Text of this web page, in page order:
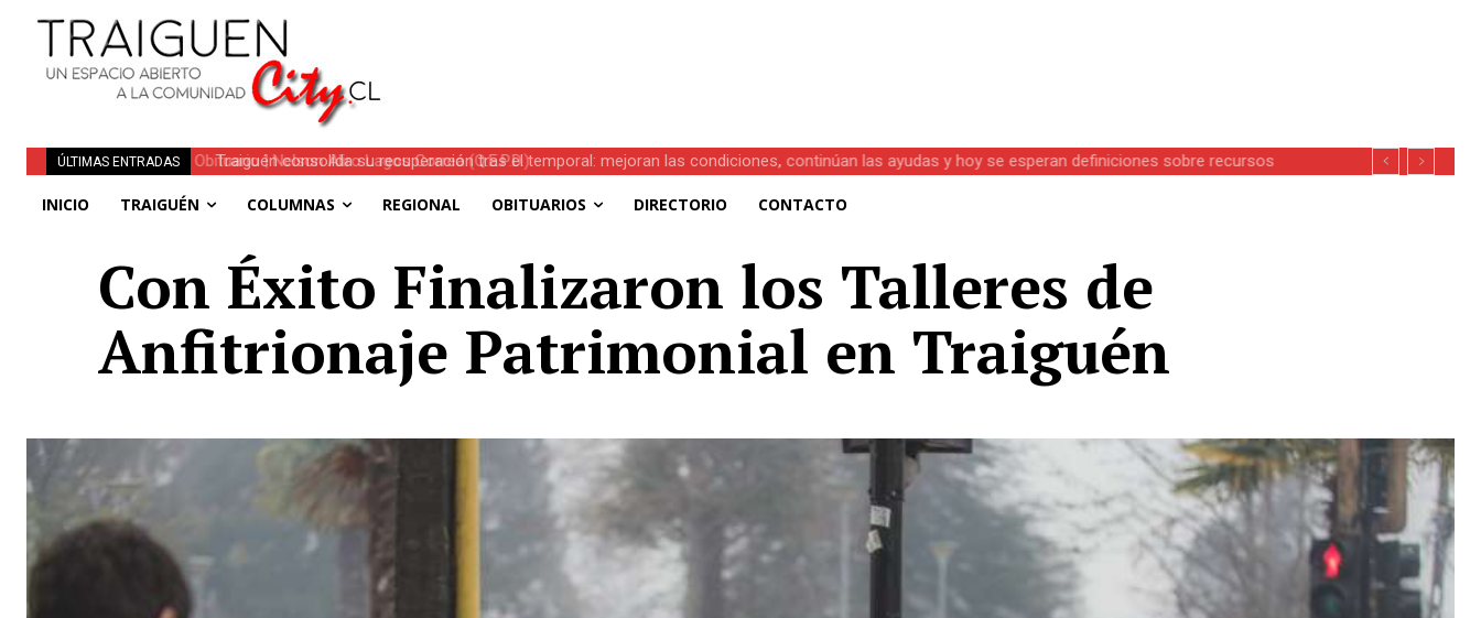
ÚLTIMAS ENTRADAS
Traiguén consolida su recuperación tras el temporal: mejoran las condiciones, continúan las ayudas y hoy se esperan definiciones sobre recursos
INICIO TRAIGUÉN COLUMNAS REGIONAL OBITUARIOS DIRECTORIO CONTACTO
Con Éxito Finalizaron los Talleres de
Anfitrionaje Patrimonial en Traiguén